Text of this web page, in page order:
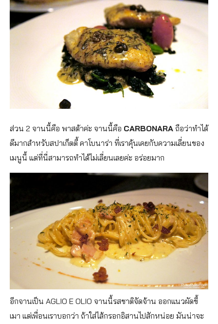
ส่วน 2 จานนี้คือ พาสต้าค่ะ จานนี้คือ CARBONARA ถือว่าทำได้
ดีมากสำหรับสปาเก็ตตี้ คาโบนาร่า ที่เราคุ้นเคยกับความเลี่ยนของ
เมนูนี้ แต่ที่นี่สามารถทำได้ไม่เลี่ยนเลยค่ะ อร่อยมาก
อีกจานเป็น AGLIO E OLIO จานนี้รสชาติจัดจ้าน ออกแนวผัดขี้
เมา แต่เพื่อนเราบอกว่า ถ้าใส่ไส้กรอกอิสานไปสักหน่อย มันน่าจะ